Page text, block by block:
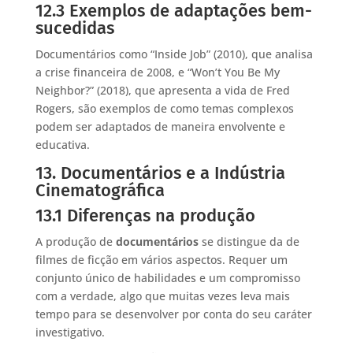
12.3 Exemplos de adaptações bem-
sucedidas
Documentários como “Inside Job” (2010), que analisa
a crise financeira de 2008, e “Won’t You Be My
Neighbor?” (2018), que apresenta a vida de Fred
Rogers, são exemplos de como temas complexos
podem ser adaptados de maneira envolvente e
educativa.
13. Documentários e a Indústria
Cinematográfica
13.1 Diferenças na produção
A produção de documentáriosse distingue da de
filmes de ficção em vários aspectos. Requer um
conjunto único de habilidades e um compromisso
com a verdade, algo que muitas vezes leva mais
tempo para se desenvolver por conta do seu caráter
investigativo.